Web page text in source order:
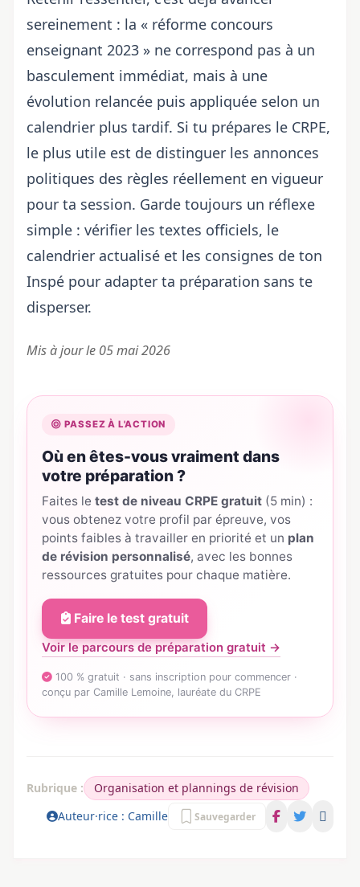
sereinement : la « réforme concours
enseignant 2023 » ne correspond pas à un
basculement immédiat, mais à une
évolution relancée puis appliquée selon un
calendrier plus tardif. Si tu prépares le CRPE,
le plus utile est de distinguer les annonces
politiques des règles réellement en vigueur
pour ta session. Garde toujours un réflexe
simple : vérifier les textes officiels, le
calendrier actualisé et les consignes de ton
Inspé pour adapter ta préparation sans te
disperser.
Mis à jour le 05 mai 2026
PASSEZ À L'ACTION
Où en êtes-vous vraiment dans
votre préparation ?
Faites letest de niveau CRPE gratuit (5 min) :
vous obtenez votre profil par épreuve, vos
points faibles à travailler en priorité et un plan
de révision personnalisé, avec les bonnes
ressources gratuites pour chaque matière.
Faire le test gratuit
Voir le parcours de préparation gratuit →
100 % gratuit · sans inscription pour commencer ·
conçu par Camille Lemoine, lauréate du CRPE
Rubrique :
Organisation et plannings de révision
Auteur·rice : Camille
Sauvegarder